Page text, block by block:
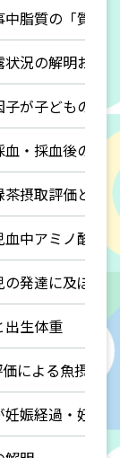
脂質の「質」
況の解明およ
が子どもの健
・採血後の速
摂取評価と子
中アミノ酸濃
発達に及ぼす
出生体重
による魚摂取
娠経過・妊婦